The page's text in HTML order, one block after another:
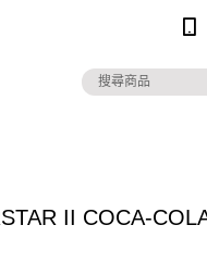
II COCA-